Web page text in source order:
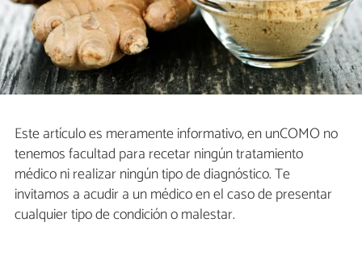
Este artículo es meramente informativo, en unCOMO no
tenemos facultad para recetar ningún tratamiento
médico ni realizar ningún tipo de diagnóstico. Te
invitamos a acudir a un médico en el caso de presentar
cualquier tipo de condición o malestar.